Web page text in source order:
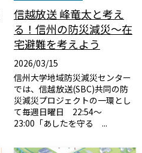
信越放送 峰竜太と考え
る！信州の防災減災～在
宅避難を考えよう
2026/03/15
信州大学地域防災減災センター
では、信越放送(SBC)共同の防
災減災プロジェクトの一環とし
て毎週日曜日 22:54～
23:00「あしたを守る ...